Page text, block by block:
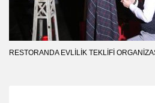
RESTORANDA EVLILIK TEKLIFI